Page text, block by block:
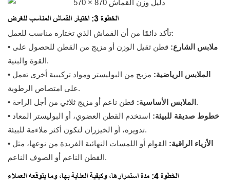
الخطوة 3: اختيار القماش المناسب للغرض
تأكد دائمًا من أن القماش الذي تختاره مناسب للعمل:
• ملابس الشارع: قطن ثقيل الوزن أو مزيج من القطن للحصول على
القوة والبنية.
• الملابس الرياضية: مزيج من البوليستر ومواد تركيبية أخرى تعمل
على امتصاص الرطوبة.
• الملابس الأساسية: قطن ناعم أو مزيج ثلاثي من أجل الراحة.
• خطوط صديقة للبيئة: استخدم القطن العضوي، أو البوليستر المعاد
تدويره، أو الخيزران لتكون أكثر ملاءمة للبيئة.
• الأزياء الراقية: القوام أو اللمسات النهائية الفريدة من نوعها، مثل
القطن الناعم أو الصوف الناعم.
الخطوة 4: مدة استمرارها، وكيفية العناية بها، وما يتوقعه العملاء